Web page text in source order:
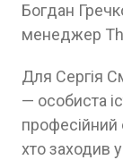
Богдан
менеджер
Для Сергія
— особиста
професійний
хто заходив